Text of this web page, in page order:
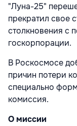
"Луна-25"
прекратил свое
столкновения с
госкорпорации.
В Роскосмосе
причин потери
специально
комиссия.
О миссии